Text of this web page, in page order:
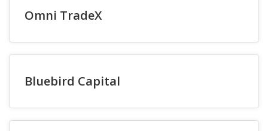
Omni TradeX
Bluebird Capital